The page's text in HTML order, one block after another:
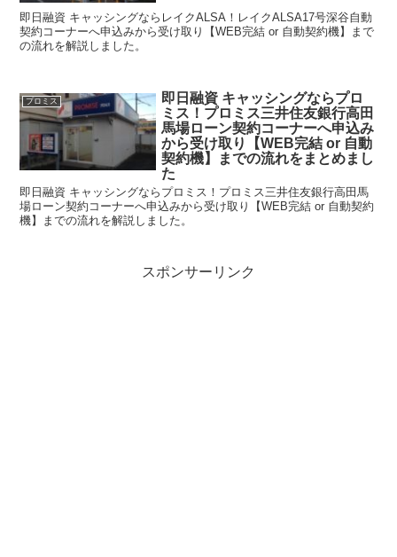
即日融資 キャッシングならレイクALSA！レイクALSA17号深谷自動
契約コーナーへ申込みから受け取り【WEB完結 or 自動契約機】まで
の流れを解説しました。
プロミス
即日融資 キャッシングならプロ
ミス！プロミス三井住友銀行高田
馬場ローン契約コーナーへ申込み
から受け取り【WEB完結 or 自動
契約機】までの流れをまとめまし
た
即日融資 キャッシングならプロミス！プロミス三井住友銀行高田馬
場ローン契約コーナーへ申込みから受け取り【WEB完結 or 自動契約
機】までの流れを解説しました。
スポンサーリンク